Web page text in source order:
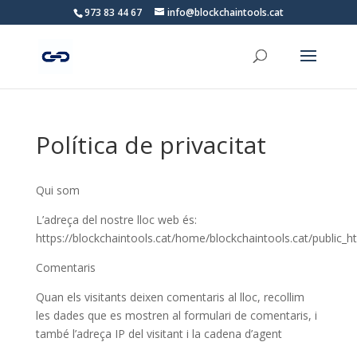
973 83 44 67 info@blockchaintools.cat
Política de privacitat
Qui som
L’adreça del nostre lloc web és:
https://blockchaintools.cat/home/blockchaintools.cat/
Comentaris
Quan els visitants deixen comentaris al lloc, recollim
les dades que es mostren al formulari de comentaris, i
també l’adreça IP del visitant i la cadena d’agent